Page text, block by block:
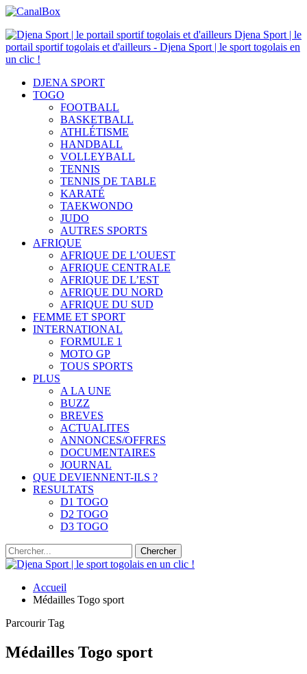
Djena Sport | le
portail sportif togolais et d'ailleurs - Djena Sport | le sport togolais en
un clic !
DJENA SPORT
TOGO
FOOTBALL
BASKETBALL
ATHLÉTISME
HANDBALL
VOLLEYBALL
TENNIS
TENNIS DE TABLE
KARATÉ
TAEKWONDO
JUDO
AUTRES SPORTS
AFRIQUE
AFRIQUE DE L’OUEST
AFRIQUE CENTRALE
AFRIQUE DE L’EST
AFRIQUE DU NORD
AFRIQUE DU SUD
FEMME ET SPORT
INTERNATIONAL
FORMULE 1
MOTO GP
TOUS SPORTS
PLUS
A LA UNE
BUZZ
BREVES
ACTUALITES
ANNONCES/OFFRES
DOCUMENTAIRES
JOURNAL
QUE DEVIENNENT-ILS ?
RESULTATS
D1 TOGO
D2 TOGO
D3 TOGO
Accueil
Médailles Togo sport
Parcourir Tag
Médailles Togo sport